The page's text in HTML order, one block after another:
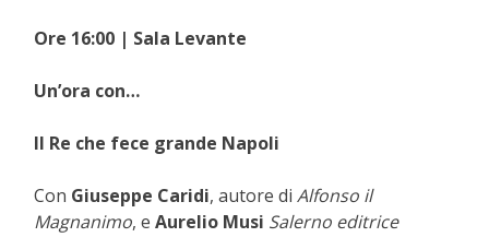
Ore 16:00 | Sala Levante
Un’ora con…
Il Re che fece grande Napoli
Con Giuseppe Caridi, autore di Alfonso il
Magnanimo, e Aurelio Musi Salerno editrice